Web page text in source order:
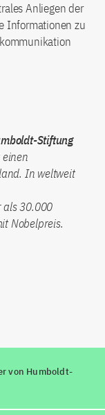
Anliegen der
Informationen zu
Stiftung
In weltweit
als 30.000
Nobelpreis.
von Humboldt-